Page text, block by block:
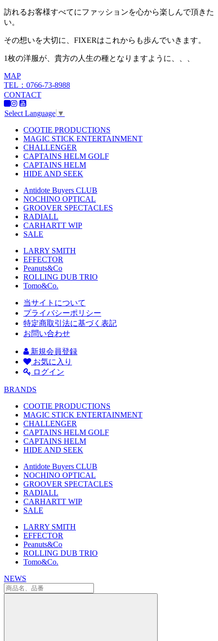
訪れるお客様すべてにファッションを心から楽しんで頂きた
い。
その想いを大切に、FIXERはこれからも歩んでいきます。
1枚の洋服が、貴方の人生の種となりますように、、、
MAP
TEL：0766-73-8988
CONTACT
Select Language ▼
COOTIE PRODUCTIONS
MAGIC STICK ENTERTAINMENT
CHALLENGER
CAPTAINS HELM GOLF
CAPTAINS HELM
HIDE AND SEEK
Antidote Buyers CLUB
NOCHINO OPTICAL
GROOVER SPECTACLES
RADIALL
CARHARTT WIP
SALE
LARRY SMITH
EFFECTOR
Peanuts&Co
ROLLING DUB TRIO
Tomo&Co.
当サイトについて
プライバシーポリシー
特定商取引法に基づく表記
お問い合わせ
新規会員登録
お気に入り
ログイン
BRANDS
COOTIE PRODUCTIONS
MAGIC STICK ENTERTAINMENT
CHALLENGER
CAPTAINS HELM GOLF
CAPTAINS HELM
HIDE AND SEEK
Antidote Buyers CLUB
NOCHINO OPTICAL
GROOVER SPECTACLES
RADIALL
CARHARTT WIP
SALE
LARRY SMITH
EFFECTOR
Peanuts&Co
ROLLING DUB TRIO
Tomo&Co.
NEWS